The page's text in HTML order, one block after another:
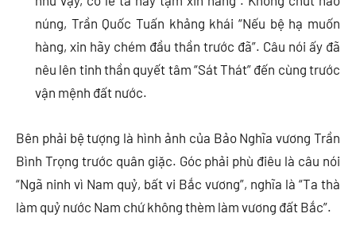
núng, Trần Quốc Tuấn khảng khái “Nếu bệ hạ muốn
hàng, xin hãy chém đầu thần trước đã”. Câu nói ấy đã
nêu lên tinh thần quyết tâm “Sát Thát” đến cùng trước
vận mệnh đất nước.
Bên phải bệ tượng là hình ảnh của Bảo Nghĩa vương Trần
Bình Trọng trước quân giặc. Góc phải phù điêu là câu nói
“Ngã ninh vì Nam quỷ, bất vi Bắc vương”, nghĩa là “Ta thà
làm quỷ nước Nam chứ không thèm làm vương đất Bắc”.